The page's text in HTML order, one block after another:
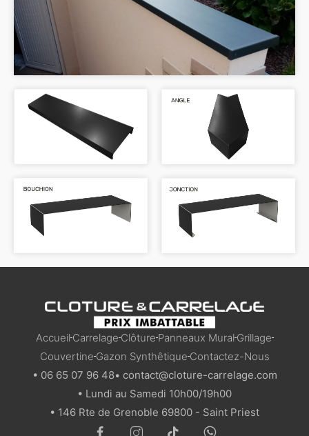
AccueilCarrelageClôturePanneaux MuralGrillage
CouvertineGazon SynthêtiqueContactez-Nous
• 06 65 07 96 48• contact@cloture-carrelage.com
• Lundi au Samedi 10h00/19h00
• 146 Rte de Grenoble 69800 - Saint Priest